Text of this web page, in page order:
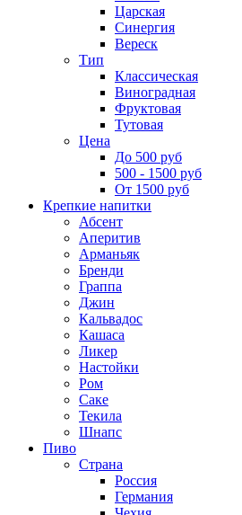
Царская
Синергия
Вереск
Тип
Классическая
Виноградная
Фруктовая
Тутовая
Цена
До 500 руб
500 - 1500 руб
От 1500 руб
Крепкие напитки
Абсент
Аперитив
Арманьяк
Бренди
Граппа
Джин
Кальвадос
Кашаса
Ликер
Настойки
Ром
Саке
Текила
Шнапс
Пиво
Страна
Россия
Германия